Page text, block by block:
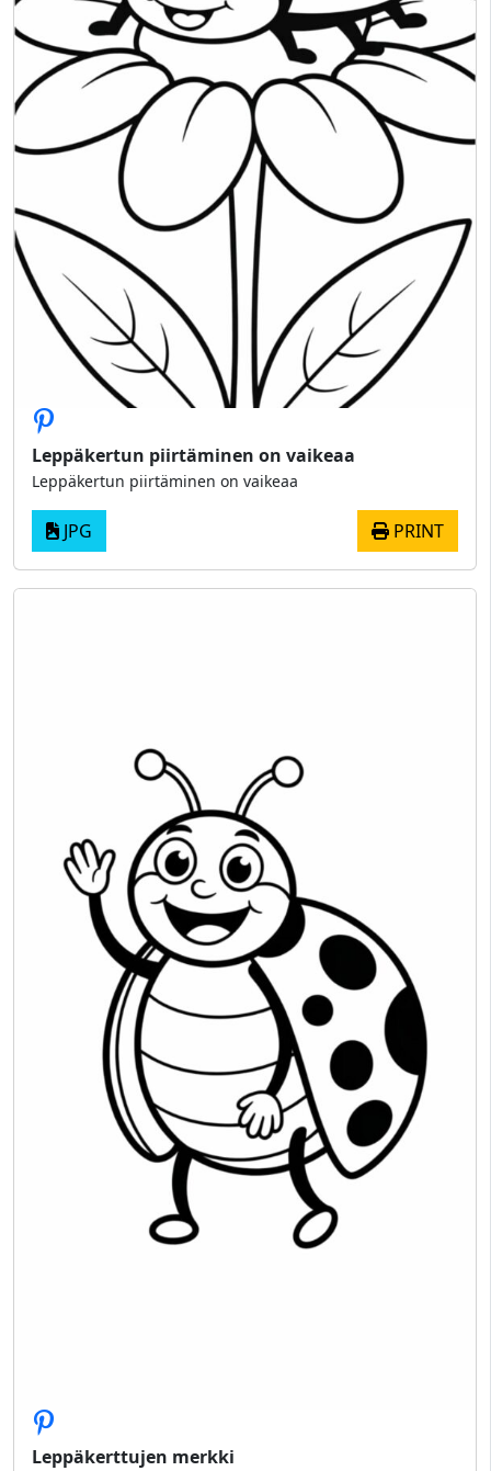
Leppäkertun piirtäminen on vaikeaa
Leppäkertun piirtäminen on vaikeaa
JPG PRINT
Leppäkerttujen merkki